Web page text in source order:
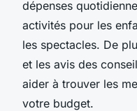
dépenses
activités pour les
les spectacles. De
et les avis des
aider à trouver les
votre budget.